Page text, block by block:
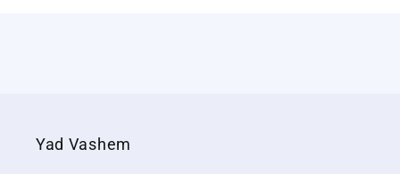
Yad Vashem